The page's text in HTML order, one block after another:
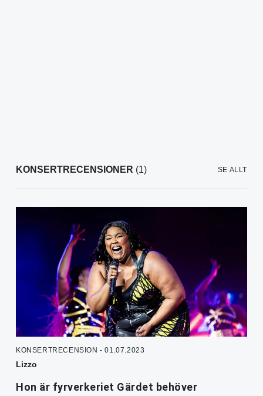
KONSERTRECENSIONER (1) SE ALLT
KONSERTRECENSION - 01.07.2023
Lizzo
Hon är fyrverkeriet Gärdet behöver